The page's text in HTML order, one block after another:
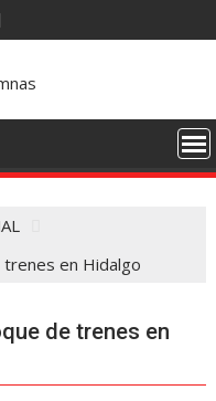
en Hidalgo
de trenes en